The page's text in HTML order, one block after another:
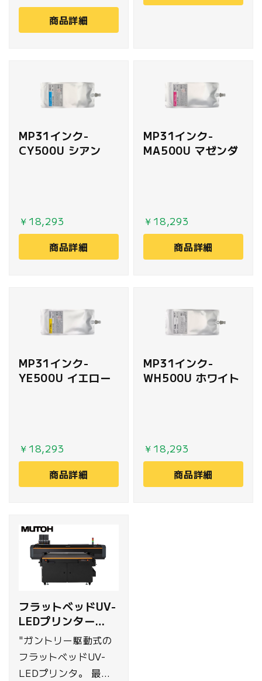
耐摩耗性を備え、屋外
や長期間使用にも適し
看板、ポスター、グラ
フィック制作など多用
商品詳細
MP31インク-
CY500U シアン
￥18,293
商品詳細
MP31インク-
MA500U マゼンダ
￥18,293
商品詳細
MP31インク-
YE500U イエロー
￥18,293
商品詳細
MP31インク-
WH500U ホワイト
￥18,293
商品詳細
フラットベッドUV-
LEDプリンター
MUTOH
"ガントリー駆動式の
フラットベッドUV-
LEDプリンタ。 最大